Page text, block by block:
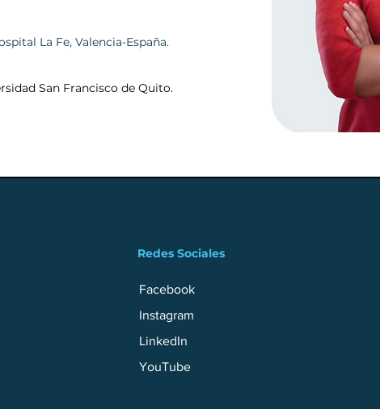
La Fe, Valencia-España.
San Francisco de Quito.
Redes Sociales
Facebook
Instagram
LinkedIn
YouTube